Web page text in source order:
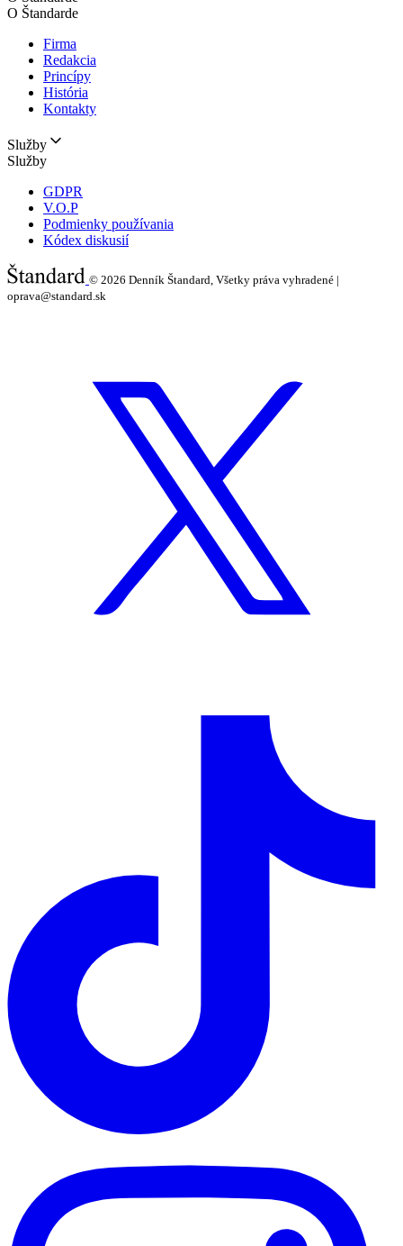
O Štandarde
Firma
Redakcia
Princípy
História
Kontakty
Služby
Služby
GDPR
V.O.P
Podmienky používania
Kódex diskusií
© 2026 Denník Štandard, Všetky práva vyhradené |
oprava@standard.sk